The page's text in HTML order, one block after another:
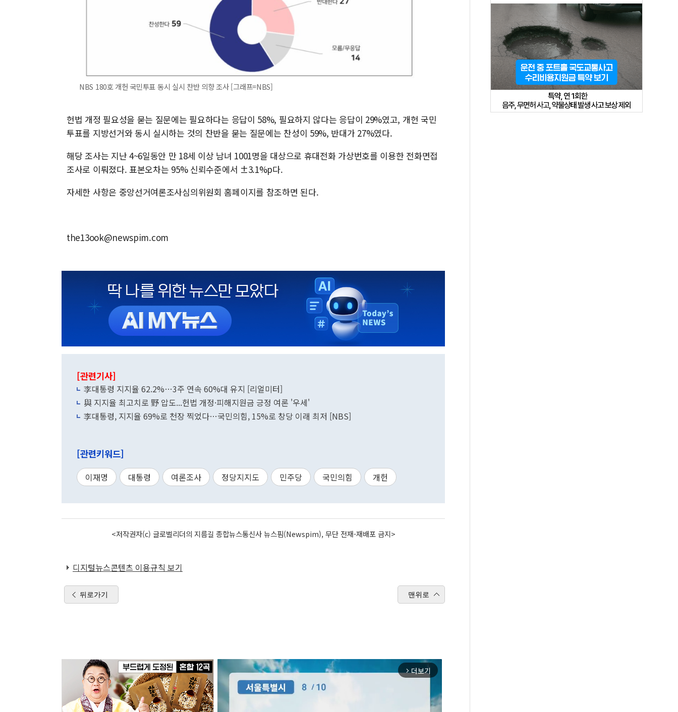
NBS 180호 개헌 국민투표 동시 실시 찬반 의향 조사 [그래프=NBS]
헌법 개정 필요성을 묻는 질문에는 필요하다는 응답이 58%, 필요하지 않다는 응답이 29%였고, 개헌 국민
투표를 지방선거와 동시 실시하는 것의 찬반을 묻는 질문에는 찬성이 59%, 반대가 27%였다.
해당 조사는 지난 4~6일동안 만 18세 이상 남녀 1001명을 대상으로 휴대전화 가상번호를 이용한 전화면접
조사로 이뤄졌다. 표본오차는 95% 신뢰수준에서 ±3.1%p다.
자세한 사항은 중앙선거여론조사심의위원회 홈페이지를 참조하면 된다.
the13ook@newspim.com
[관련기사]
李대통령 지지율 62.2%…3주 연속 60%대 유지 [리얼미터]
與 지지율 최고치로 野 압도...헌법 개정·피해지원금 긍정 여론 '우세'
李대통령, 지지율 69%로 천장 찍었다…국민의힘, 15%로 창당 이래 최저 [NBS]
[관련키워드]
이재명 대통령 여론조사 정당지지도 민주당 국민의힘 개헌
<저작권자(c) 글로벌리더의 지름길 종합뉴스통신사 뉴스핌(Newspim), 무단 전재-재배포 금지>
디지털뉴스콘텐츠 이용규칙 보기
뒤로가기 맨위로
arrow_forward_ios 더보기